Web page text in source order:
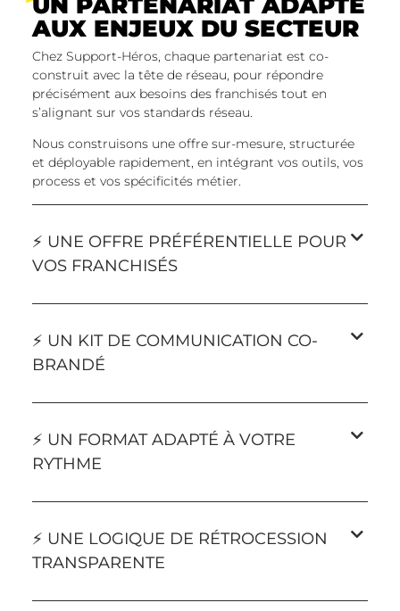
AUX ENJEUX DU SECTEUR
Chez Support-Héros, chaque partenariat est co-
construit avec la tête de réseau, pour répondre
précisément aux besoins des franchisés tout en
s’alignant sur vos standards réseau.
Nous construisons une offre sur-mesure, structurée
et déployable rapidement, en intégrant vos outils, vos
process et vos spécificités métier.
⚡ UNE OFFRE PRÉFÉRENTIELLE POUR
VOS FRANCHISÉS
⚡ UN KIT DE COMMUNICATION CO-
BRANDÉ
⚡ UN FORMAT ADAPTÉ À VOTRE
RYTHME
⚡ UNE LOGIQUE DE RÉTROCESSION
TRANSPARENTE